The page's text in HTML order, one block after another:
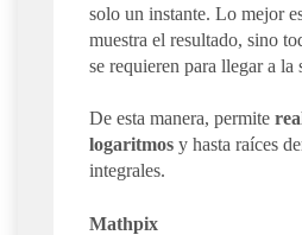
solo un instante. Lo mejor
muestra el resultado, sino
se requieren para llegar a la
De esta manera, permite
logaritmos y hasta raíces
integrales.
Mathpix